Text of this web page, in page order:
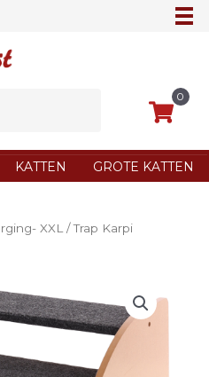
0
KATTEN GROTE KATTEN
XXL / Trap Karpi